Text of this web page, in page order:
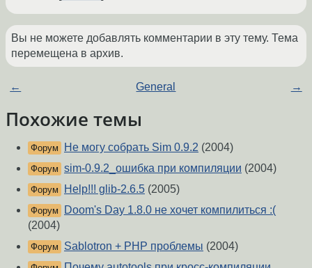
Вы не можете добавлять комментарии в эту тему. Тема
перемещена в архив.
← General →
Похожие темы
Форум Не могу собрать Sim 0.9.2 (2004)
Форум sim-0.9.2_ошибка при компиляции (2004)
Форум Help!!! glib-2.6.5 (2005)
Форум
Doom's Day 1.8.0 не хочет компилиться :(
(2004)
Форум Sablotron + PHP проблемы (2004)